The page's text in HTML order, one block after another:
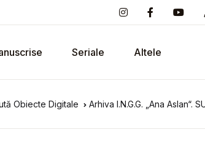
Seriale Altele
Obiecte Digitale Arhiva I.N.G.G. „Ana Aslan“.